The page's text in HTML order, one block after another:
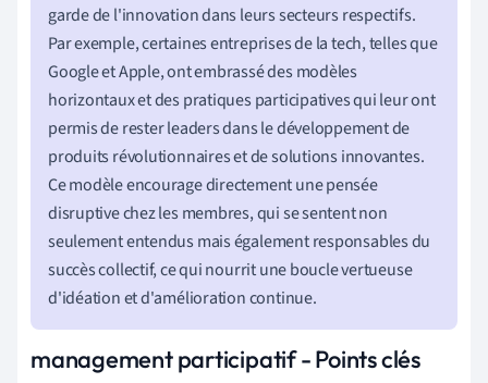
garde de l'innovation dans leurs secteurs respectifs.
Par exemple, certaines entreprises de la tech, telles que
Google et Apple, ont embrassé des modèles
horizontaux et des pratiques participatives qui leur ont
permis de rester leaders dans le développement de
produits révolutionnaires et de solutions innovantes.
Ce modèle encourage directement une pensée
disruptive chez les membres, qui se sentent non
seulement entendus mais également responsables du
succès collectif, ce qui nourrit une boucle vertueuse
d'idéation et d'amélioration continue.
management participatif - Points clés